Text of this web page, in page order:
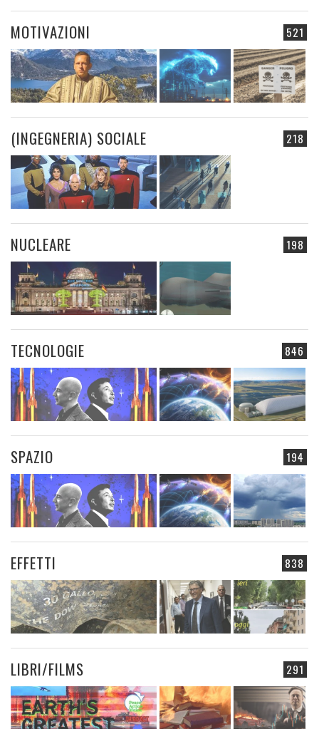
521
MOTIVAZIONI
218
(INGEGNERIA) SOCIALE
198
NUCLEARE
846
TECNOLOGIE
194
SPAZIO
838
EFFETTI
291
LIBRI/FILMS